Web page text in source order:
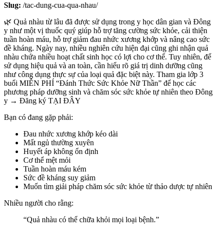
Slug: /tac-dung-cua-qua-nhau/
🌿 Quả nhàu từ lâu đã được sử dụng trong y học dân gian và Đông
y như một vị thuốc quý giúp hỗ trợ tăng cường sức khỏe, cải thiện
tuần hoàn máu, hỗ trợ giảm đau nhức xương khớp và nâng cao sức
đề kháng. Ngày nay, nhiều nghiên cứu hiện đại cũng ghi nhận quả
nhàu chứa nhiều hoạt chất sinh học có lợi cho cơ thể. Tuy nhiên, để
sử dụng hiệu quả và an toàn, cần hiểu rõ giá trị dinh dưỡng cũng
như công dụng thực sự của loại quả đặc biệt này. Tham gia lớp 3
buổi MIỄN PHÍ “Đánh Thức Sức Khỏe Nữ Thần” để học các
phương pháp dưỡng sinh và chăm sóc sức khỏe tự nhiên theo Đông
y → Đăng ký TẠI ĐÂY
Bạn có đang gặp phải:
Đau nhức xương khớp kéo dài
Mất ngủ thường xuyên
Huyết áp không ổn định
Cơ thể mệt mỏi
Tuần hoàn máu kém
Sức đề kháng suy giảm
Muốn tìm giải pháp chăm sóc sức khỏe từ thảo dược tự nhiên
Nhiều người cho rằng:
“Quả nhàu có thể chữa khỏi mọi loại bệnh.”